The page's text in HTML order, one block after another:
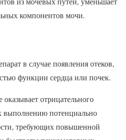
компонентов мочи.
в случае появления отеков,
функции сердца или почек.
отрицательного
выполнению потенциально
требующих повышенной